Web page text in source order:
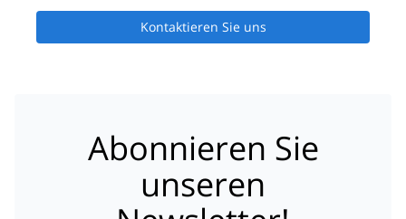
Kontaktieren Sie uns
Abonnieren Sie
unseren